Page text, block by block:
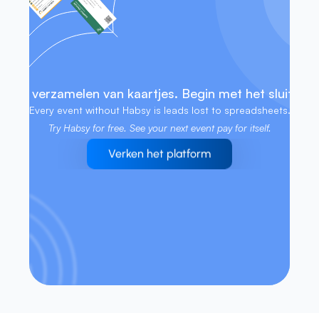
het verzamelen van kaartjes. Begin met het sluiten
Try Habsy for free. See your next event pay for itself.
Verken het platform